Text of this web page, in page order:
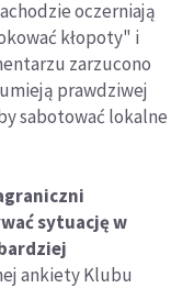
oczerniają
kłopoty" i
zarzucono
prawdziwej
sabotować lokalne
sytuację w
ankiety Klubu